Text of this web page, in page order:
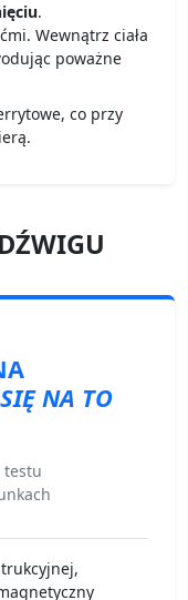
.
Wewnątrz ciała
poważne
co przy
NA TO
testu